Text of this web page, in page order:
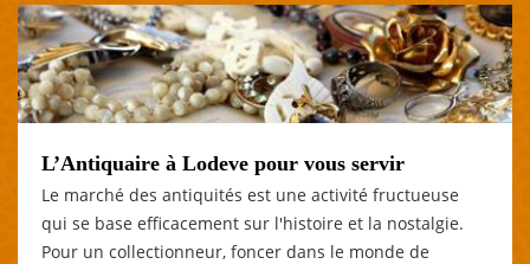
L’Antiquaire à Lodeve pour vous servir
Le marché des antiquités est une activité fructueuse
qui se base efficacement sur l'histoire et la nostalgie.
Pour un collectionneur, foncer dans le monde de